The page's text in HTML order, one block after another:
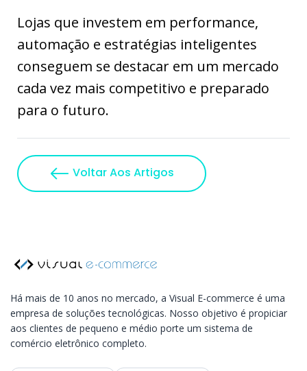
Lojas que investem em performance,
automação e estratégias inteligentes
conseguem se destacar em um mercado
cada vez mais competitivo e preparado
para o futuro.
Voltar Aos Artigos
Há mais de 10 anos no mercado, a Visual E-commerce é uma
empresa de soluções tecnológicas. Nosso objetivo é propiciar
aos clientes de pequeno e médio porte um sistema de
comércio eletrônico completo.